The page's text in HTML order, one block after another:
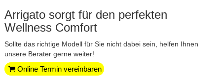
Arrigato sorgt für den perfekten
Wellness Comfort
Sollte das richtige Modell für Sie nicht dabei sein, helfen Ihnen
unsere Berater gerne weiter!
Online Termin vereinbaren